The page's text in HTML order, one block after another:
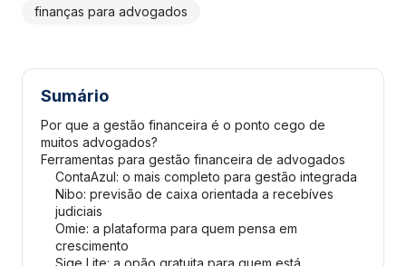
finanças para advogados
Sumário
Por que a gestão financeira é o ponto cego de
muitos advogados?
Ferramentas para gestão financeira de advogados
ContaAzul: o mais completo para gestão integrada
Nibo: previsão de caixa orientada a recebíves
judiciais
Omie: a plataforma para quem pensa em
crescimento
Sige Lite: a opão gratuita para quem está